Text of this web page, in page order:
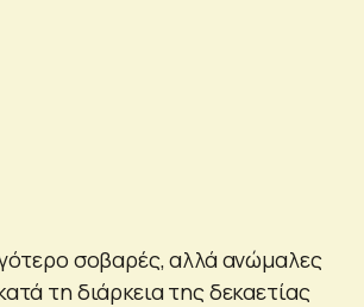
σοβαρές, αλλά ανώμαλες
τη διάρκεια της δεκαετίας